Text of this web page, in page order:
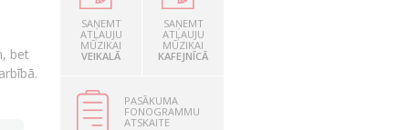
bet
SAŅEMT
ATĻAUJU
MŪZIKAI
VEIKALĀ
SAŅEMT
ATĻAUJU
MŪZIKAI
KAFEJNĪCĀ
PASĀKUMA
FONOGRAMMU
ATSKAITE